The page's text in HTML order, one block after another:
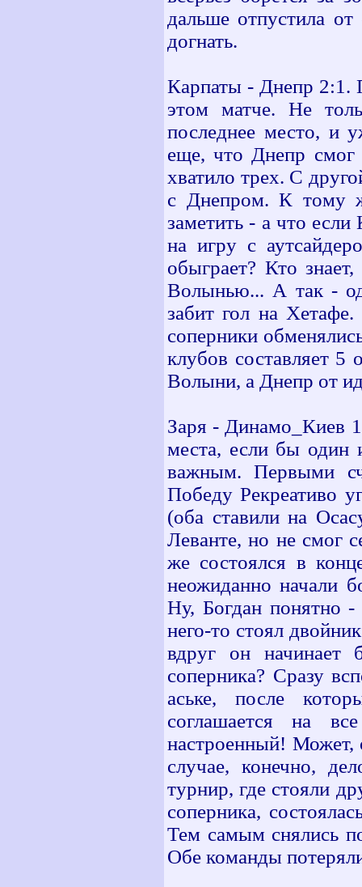
дальше отпустила
догнать.
Карпаты - Днепр 2:1.
этом матче. Не
последнее место, и
еще, что Днепр смог
хватило трех. С
с Днепром. К тому
заметить - а что если
на игру с
обыграет? Кто
Волынью... А так -
забит гол на
соперники
клубов составляет 5
Волыни, а Днепр от
Заря - Динамо_Киев
места, если бы один
важным. Первыми
Победу Рекреативо
(оба ставили на
Леванте, но не смог
же состоялся в
неожиданно начали
Ну, Богдан понятно
него-то стоял
вдруг он начинает
соперника? Сразу
аське, после
соглашается на
настроенный! Может,
случае, конечно,
турнир, где стояли
соперника,
Тем самым снялись
Обе команды